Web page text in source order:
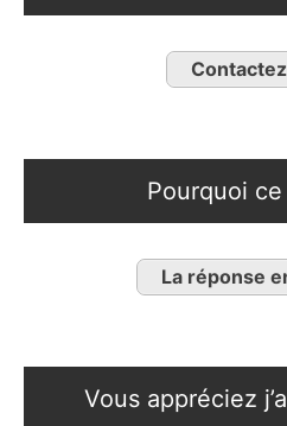
Pourquoi
La réponse
Vous appréciez